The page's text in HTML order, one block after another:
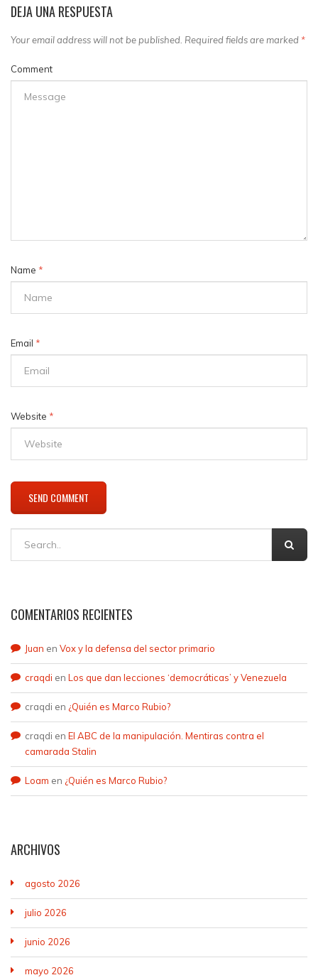
DEJA UNA RESPUESTA
Your email address will not be published. Required fields are marked *
Comment
Name *
Email *
Website *
COMENTARIOS RECIENTES
Juan en Vox y la defensa del sector primario
craqdi en Los que dan lecciones ‘democráticas’ y Venezuela
craqdi en ¿Quién es Marco Rubio?
craqdi en El ABC de la manipulación. Mentiras contra el
camarada Stalin
Loam en ¿Quién es Marco Rubio?
ARCHIVOS
agosto 2026
julio 2026
junio 2026
mayo 2026